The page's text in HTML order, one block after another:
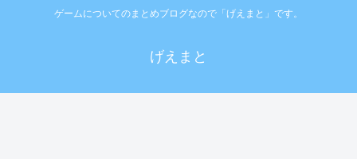
ゲームについてのまとめブログなので「げえまと」です。
げえまと